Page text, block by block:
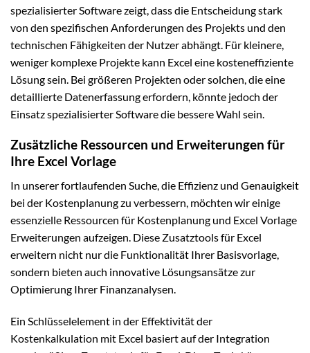
spezialisierter Software zeigt, dass die Entscheidung stark
von den spezifischen Anforderungen des Projekts und den
technischen Fähigkeiten der Nutzer abhängt. Für kleinere,
weniger komplexe Projekte kann Excel eine kosteneffiziente
Lösung sein. Bei größeren Projekten oder solchen, die eine
detaillierte Datenerfassung erfordern, könnte jedoch der
Einsatz spezialisierter Software die bessere Wahl sein.
Zusätzliche Ressourcen und Erweiterungen für
Ihre Excel Vorlage
In unserer fortlaufenden Suche, die Effizienz und Genauigkeit
bei der Kostenplanung zu verbessern, möchten wir einige
essenzielle Ressourcen für Kostenplanung und Excel Vorlage
Erweiterungen aufzeigen. Diese Zusatztools für Excel
erweitern nicht nur die Funktionalität Ihrer Basisvorlage,
sondern bieten auch innovative Lösungsansätze zur
Optimierung Ihrer Finanzanalysen.
Ein Schlüsselelement in der Effektivität der
Kostenkalkulation mit Excel basiert auf der Integration